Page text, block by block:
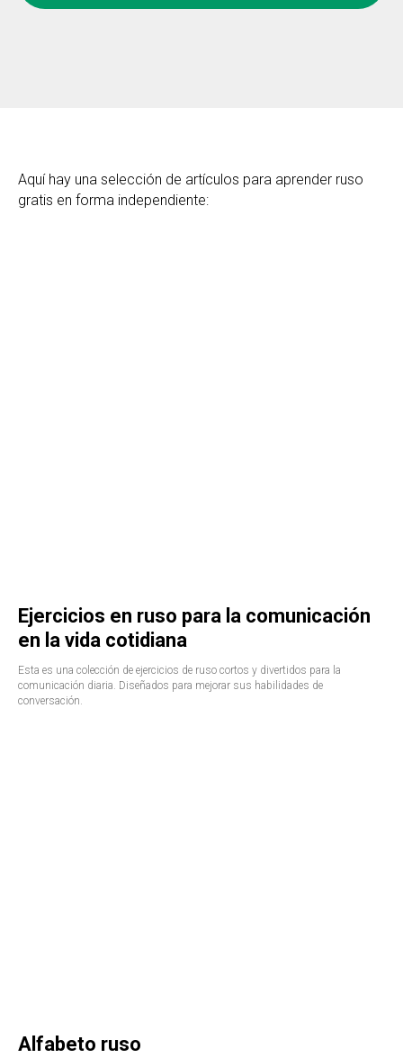
Aquí hay una selección de artículos para aprender ruso
gratis en forma independiente:
Ejercicios en ruso para la comunicación
en la vida cotidiana
Esta es una colección de ejercicios de ruso cortos y divertidos para la
comunicación diaria. Diseñados para mejorar sus habilidades de
conversación.
Alfabeto ruso